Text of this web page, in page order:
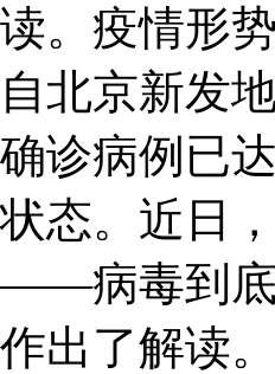
读。疫情形
自北京新发
确诊病例已
状态。近日
——病毒到底
作出了解读